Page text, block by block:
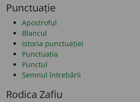
Punctuație
Apostroful
Blancul
Istoria punctuației
Punctuația
Punctul
Semnul întrebării
Rodica Zafiu